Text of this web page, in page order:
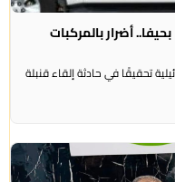
أضرار بالمركبات
تحقيقًا في حادثة إلقاء قنبلة